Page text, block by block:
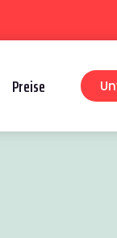
Preise